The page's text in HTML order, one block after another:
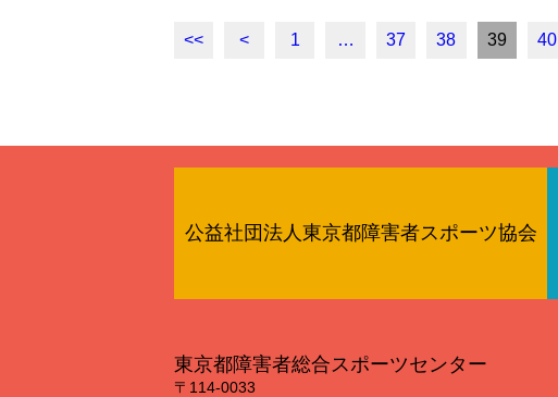
<< < 1 … 37 38 39 40
公益社団法人東京都障害者スポーツ協会
東京都障害者総合スポーツセンター
〒114‐0033